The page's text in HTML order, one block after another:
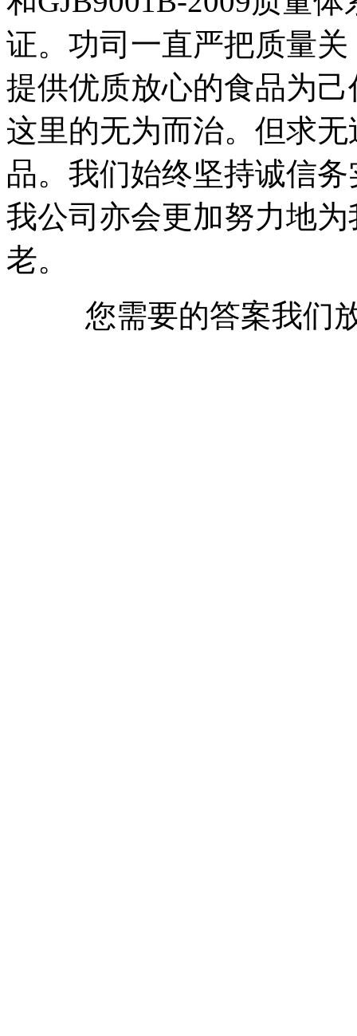
证。功司一直严把质量
提供优质放心的食品为
这里的无为而治。但求
品。我们始终坚持诚信
我公司亦会更加努力地
老。
您需要的答案我们